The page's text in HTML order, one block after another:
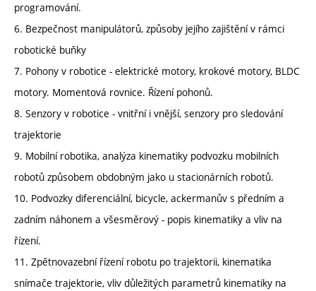
programování.
6. Bezpečnost manipulátorů, způsoby jejího zajištění v rámci
robotické buňky
7. Pohony v robotice - elektrické motory, krokové motory, BLDC
motory. Momentová rovnice. Řízení pohonů.
8. Senzory v robotice - vnitřní i vnější, senzory pro sledování
trajektorie
9. Mobilní robotika, analýza kinematiky podvozku mobilních
robotů způsobem obdobným jako u stacionárních robotů.
10. Podvozky diferenciální, bicycle, ackermanův s předním a
zadním náhonem a všesměrový - popis kinematiky a vliv na
řízení.
11. Zpětnovazební řízení robotu po trajektorii, kinematika
snímače trajektorie, vliv důležitých parametrů kinematiky na